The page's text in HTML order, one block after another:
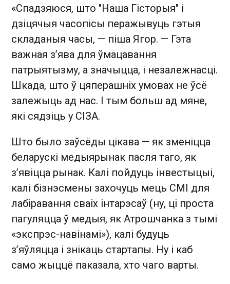
«Спадзяюся, што "Наша Гісторыя" і
дзіцячыя часопісы перажывуць гэтыя
складаныя часы, — піша Ягор. — Гэта
важная з’ява для ўмацавання
патрыятызму, а значыцца, і незалежнасці.
Шкада, што ў цяперашніх умовах не ўсё
залежыць ад нас. І тым больш ад мяне,
які сядзіць у СІЗА.
Што было заўсёды цікава — як зменіцца
беларускі медыярынак пасля таго, як
з’явіцца рынак. Калі пойдуць інвестыцыі,
калі бізнэсмены захочуць мець СМІ для
лабіравання сваіх інтарэсаў (ну, ці проста
пагуляцца ў медыя, як Атрошчанка з тымі
«экспрэс-навінамі»), калі будуць
з’яўляцца і знікаць стартапы. Ну і каб
само жыццё паказала, хто чаго варты.